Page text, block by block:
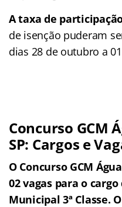
A taxa de
de isenção puderam
dias 28 de outubro a
Concurso GCM
SP: Cargos e
O Concurso GCM
02 vagas para o
Municipal 3ª Classe. O